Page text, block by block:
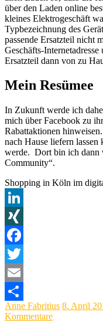
über den Laden online
kleines Elektrogeschäft
Typbezeichnung des
passende Ersatzteil nicht
Geschäfts-
Ersatzteil dann von zu
Mein Resümee
In Zukunft werde ich
mich über Facebook zu
Rabattaktionen
nach Hause liefern
werde. Dort bin ich dann
Community“.
Shopping in Köln im
LinkedIn
XING
Facebook
Twitter
Email
Teilen
Anne Fabritius 8. April
Kommentare